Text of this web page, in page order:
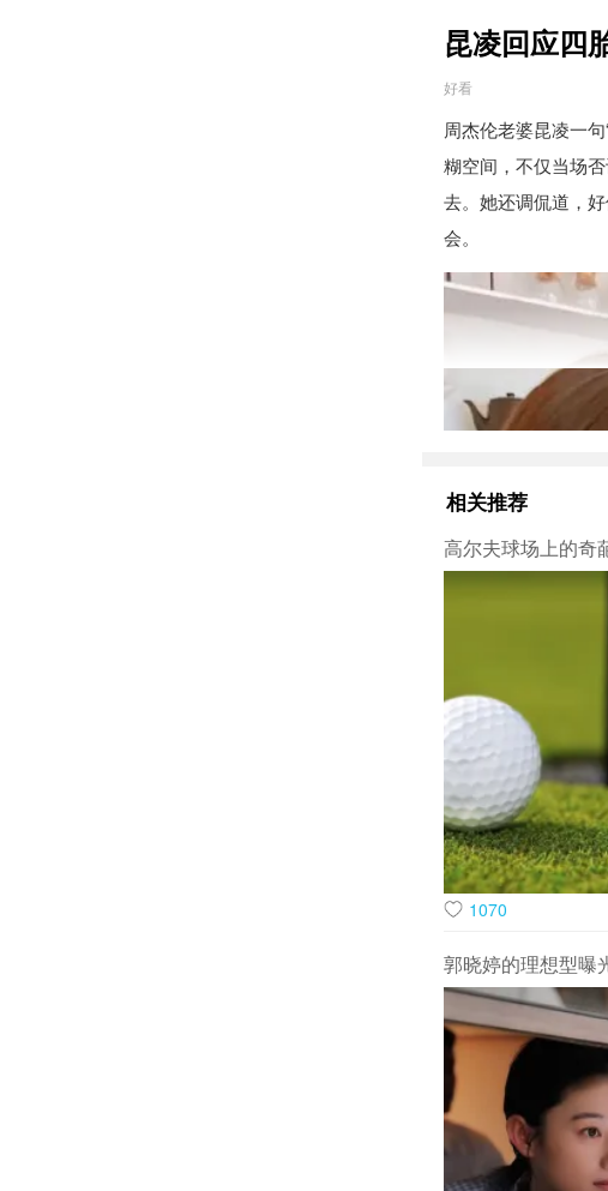
昆凌回应四
好看
周杰伦老婆昆凌一
糊空间，不仅当场
去。她还调侃道，
会。
虽然嘴上说着“顺其
尽量不要（怀四胎
年“想生6个娃”的访
相关推荐
高尔夫球场上的奇
1070
郭晓婷的理想型曝